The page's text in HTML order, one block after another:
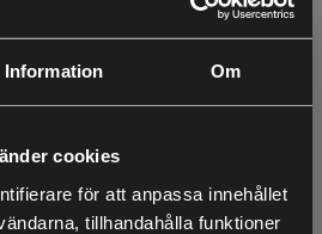
Information Om
cookies
för att anpassa innehållet
tillhandahålla funktioner
OliveGreen/H.Olive
1 499:-
inklusive moms